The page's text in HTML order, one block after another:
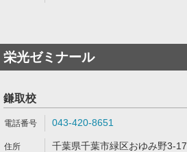
栄光ゼミナール
鎌取校
043-420-8651
千葉県千葉市緑区おゆみ野3-